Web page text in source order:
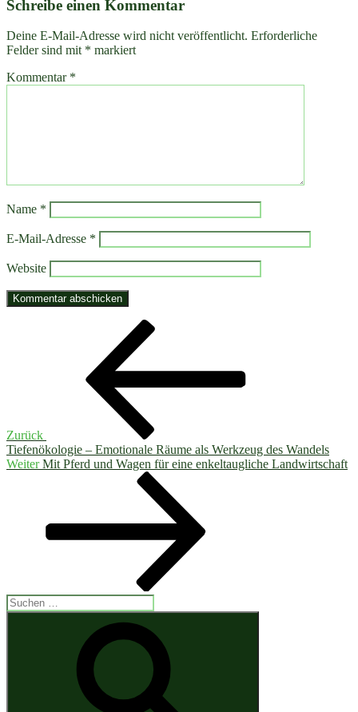
Schreibe einen Kommentar
Deine E-Mail-Adresse wird nicht veröffentlicht. Erforderliche
Felder sind mit * markiert
Kommentar *
Name *
E-Mail-Adresse *
Website
Beitragsnavigation
Zurück
Tiefenökologie – Emotionale Räume als Werkzeug des Wandels
Nächster
Weiter Mit Pferd und Wagen für eine enkeltaugliche Landwirtschaft
Suchen
nach: